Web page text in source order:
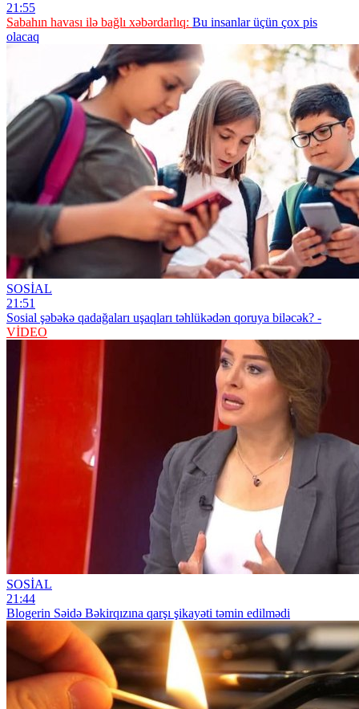
21:55
Sabahın havası ilə bağlı xəbərdarlıq: Bu insanlar üçün çox pis
olacaq
SOSİAL
21:51
Sosial şəbəkə qadağaları uşaqları təhlükədən qoruya biləcək? -
VİDEO
SOSİAL
21:44
Blogerin Səidə Bəkirqızına qarşı şikayəti təmin edilmədi